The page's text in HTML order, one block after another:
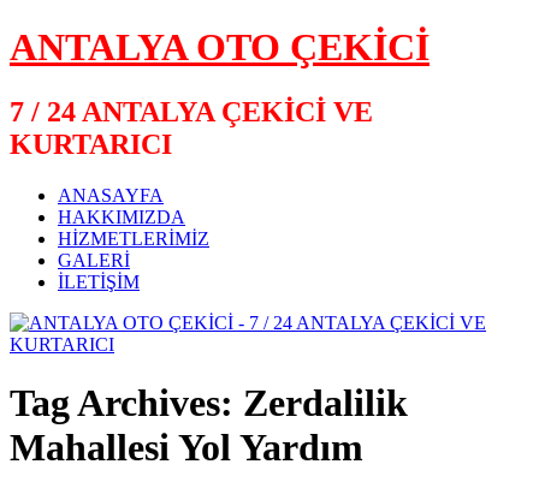
ANTALYA OTO ÇEKİCİ
7 / 24 ANTALYA ÇEKİCİ VE
KURTARICI
ANASAYFA
HAKKIMIZDA
HİZMETLERİMİZ
GALERİ
İLETİŞİM
Tag Archives: Zerdalilik
Mahallesi Yol Yardım